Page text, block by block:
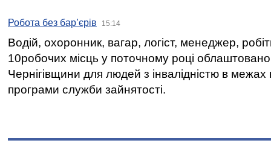
Робота без бар’єрів 15:14
Водій, охоронник, вагар, логіст, менеджер,
10робочих місць у поточному році
Чернігівщини для людей з інвалідністю в межах
програми служби зайнятості.